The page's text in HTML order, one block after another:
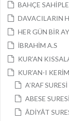
BAHÇE
DAVACILARIN
HER GÜN BİR
İBRAHİM A.S
KUR’AN
KUR’AN-I
A’RAF SURESİ
ABESE SURESİ
ÂDİYÂT